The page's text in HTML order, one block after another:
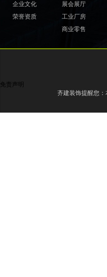
企业文化
荣誉资质
展会展厅
工业厂房
商业零售
免责声明
齐建装饰提醒您